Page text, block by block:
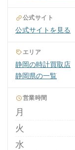
公式サイト
公式サイトを見る
エリア
静岡の時計買取店
静岡県の一覧
営業時間
月
火
水